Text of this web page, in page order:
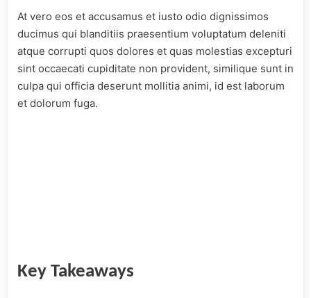
At vero eos et accusamus et iusto odio dignissimos
ducimus qui blanditiis praesentium voluptatum deleniti
atque corrupti quos dolores et quas molestias excepturi
sint occaecati cupiditate non provident, similique sunt in
culpa qui officia deserunt mollitia animi, id est laborum
et dolorum fuga.
Key Takeaways